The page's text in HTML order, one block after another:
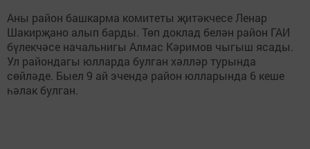
Аны район башкарма комитеты җитәкчесе Ленар
Шакирҗано алып барды. Төп доклад белән район ГАИ
бүлекчәсе начальнигы Алмас Кәримов чыгыш ясады.
Ул райондагы юлларда булган хәлләр турында
сөйләде. Быел 9 ай эчендә район юлларында 6 кеше
һәлак булган.